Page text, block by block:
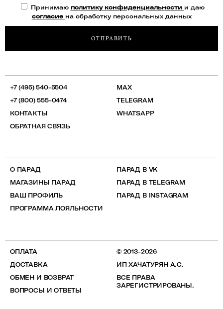
Принимаю политику конфиденциальности и даю
согласие на обработку персональных данных
ОТПРАВИТЬ
+7 (495) 540-5504
+7 (800) 555-0474
КОНТАКТЫ
ОБРАТНАЯ СВЯЗЬ
MAX
TELEGRAM
WHATSAPP
О ПАРАД
МАГАЗИНЫ ПАРАД
ВАШ ПРОФИЛЬ
ПРОГРАММА ЛОЯЛЬНОСТИ
ПАРАД В VK
ПАРАД В TELEGRAM
ПАРАД В INSTAGRAM
ОПЛАТА
ДОСТАВКА
ОБМЕН И ВОЗВРАТ
ВОПРОСЫ И ОТВЕТЫ
© 2013-2026
ИП ХАЧАТУРЯН А.С.
ВСЕ ПРАВА
ЗАРЕГИСТРИРОВАНЫ.